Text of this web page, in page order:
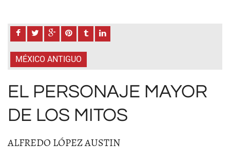
MÉXICO ANTIGUO
EL PERSONAJE MAYOR
DE LOS MITOS
ALFREDO LÓPEZ AUSTIN